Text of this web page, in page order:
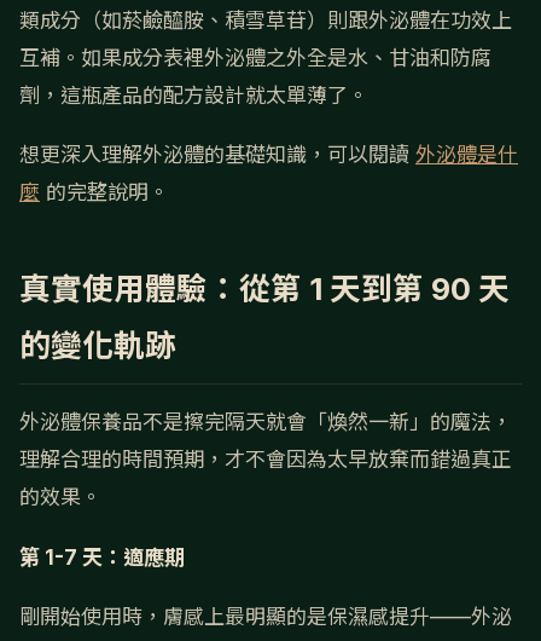
類成分（如菸鹼醯胺、積雪草苷）則跟外泌體在功效上
互補。如果成分表裡外泌體之外全是水、甘油和防腐
劑，這瓶產品的配方設計就太單薄了。
想更深入理解外泌體的基礎知識，可以閱讀 外泌體是什
麼 的完整說明。
真實使用體驗：從第 1 天到第 90 天
的變化軌跡
外泌體保養品不是擦完隔天就會「煥然一新」的魔法，
理解合理的時間預期，才不會因為太早放棄而錯過真正
的效果。
第 1-7 天：適應期
剛開始使用時，膚感上最明顯的是保濕感提升——外泌